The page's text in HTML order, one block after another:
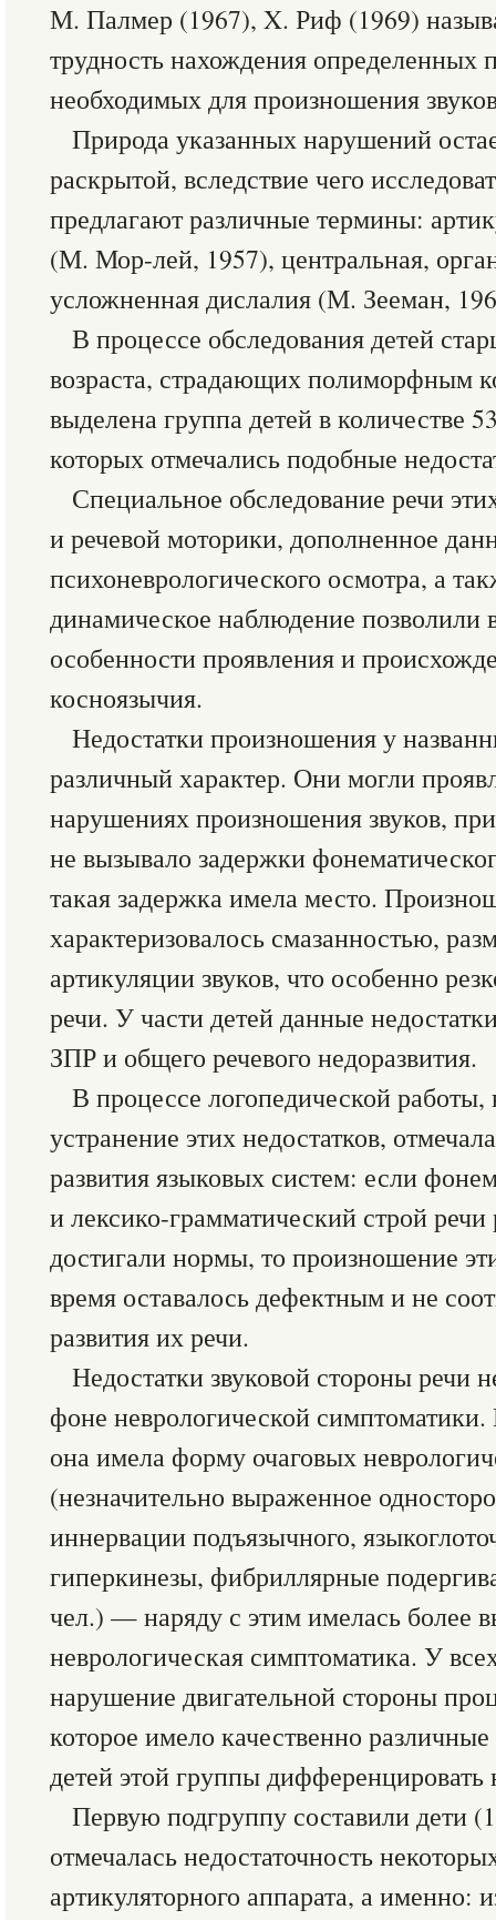
М. Палмер (1967), X. Риф (1969)
трудность нахождения определенных
необходимых для произношения
Природа указанных нарушений
раскрытой, вследствие чего
предлагают различные термины:
(М. Мор-лей, 1957), центральная,
усложненная дислалия (М. Зееман,
В процессе обследования детей
возраста, страдающих полиморфным
выделена группа детей в количестве
которых отмечались подобные
Специальное обследование речи
и речевой моторики, дополненное
психоневрологического осмотра, а
динамическое наблюдение позволили
особенности проявления и
косноязычия.
Недостатки произношения у
различный характер. Они могли
нарушениях произношения звуков,
не вызывало задержки
такая задержка имела место.
характеризовалось смазанностью,
артикуляции звуков, что особенно
речи. У части детей данные
ЗПР и общего речевого недоразвития.
В процессе логопедической
устранение этих недостатков,
развития языковых систем: если
и лексико-грамматический строй
достигали нормы, то произношение
время оставалось дефектным и не
развития их речи.
Недостатки звуковой стороны речи
фоне неврологической
она имела форму очаговых
(незначительно выраженное
иннервации подъязычного,
гиперкинезы, фибриллярные
чел.) — наряду с этим имелась более
неврологическая симптоматика. У
нарушение двигательной стороны
которое имело качественно
детей этой группы
Первую подгруппу составили дети
отмечалась недостаточность
артикуляторного аппарата, а именно: